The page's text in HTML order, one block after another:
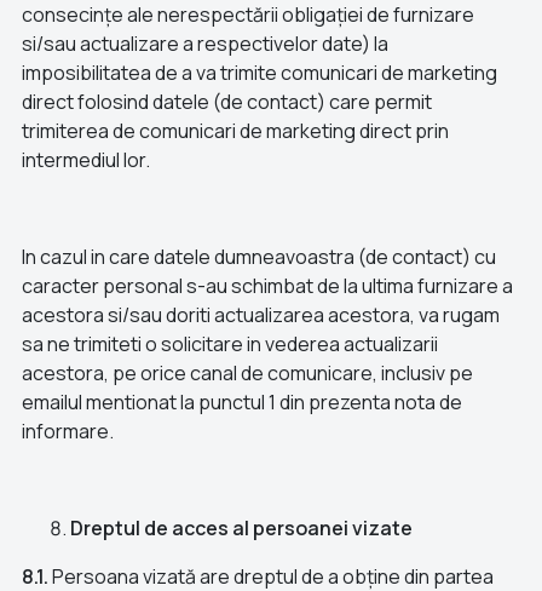
consecințe ale nerespectării obligației de furnizare
si/sau actualizare a respectivelor date) la
imposibilitatea de a va trimite comunicari de marketing
direct folosind datele (de contact) care permit
trimiterea de comunicari de marketing direct prin
intermediul lor.
In cazul in care datele dumneavoastra (de contact) cu
caracter personal s-au schimbat de la ultima furnizare a
acestora si/sau doriti actualizarea acestora, va rugam
sa ne trimiteti o solicitare in vederea actualizarii
acestora, pe orice canal de comunicare, inclusiv pe
emailul mentionat la punctul 1 din prezenta nota de
informare.
Dreptul de acces al persoanei vizate
8.1.Persoana vizată are dreptul de a obține din partea